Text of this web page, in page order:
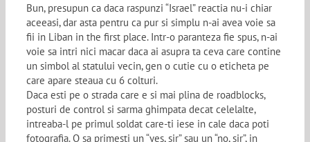
Bun, presupun ca daca raspunzi “Israel” reactia nu-i chiar
aceeasi, dar asta pentru ca pur si simplu n-ai avea voie sa
fii in Liban in the first place. Intr-o paranteza fie spus, n-ai
voie sa intri nici macar daca ai asupra ta ceva care contine
un simbol al statului vecin, gen o cutie cu o eticheta pe
care apare steaua cu 6 colturi.
Daca esti pe o strada care e si mai plina de roadblocks,
posturi de control si sarma ghimpata decat celelalte,
intreaba-l pe primul soldat care-ti iese in cale daca poti
fotografia. O sa primesti un “yes, sir” sau un “no, sir”, in